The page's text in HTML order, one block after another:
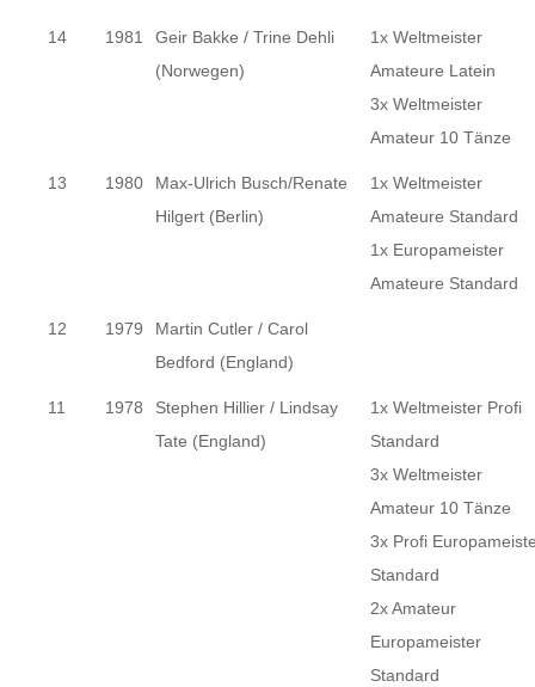
14 1981
Geir Bakke / Trine Dehli
(Norwegen)
1x Weltmeister
Amateure Latein
3x Weltmeister
Amateur 10 Tänze
13 1980
Max-Ulrich Busch/Renate
Hilgert (Berlin)
1x Weltmeister
Amateure Standard
1x Europameister
Amateure Standard
12 1979
Martin Cutler / Carol
Bedford (England)
11 1978
Stephen Hillier / Lindsay
Tate (England)
1x Weltmeister Profi
Standard
3x Weltmeister
Amateur 10 Tänze
3x Profi
Standard
2x Amateur
Europameister
Standard